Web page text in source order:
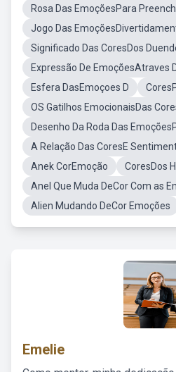
Rosa Das EmoçõesPara
Jogo Das
Significado Das CoresDos
Expressão De EmoçõesAtraves
Esfera DasEmoçoes D
OS Gatilhos EmocionaisDas
Desenho Da Roda Das
A Relação Das CoresE
Anek CorEmoção
CoresDos
Anel Que Muda DeCor Com as
Alien Mudando DeCor Emoções
Emelie